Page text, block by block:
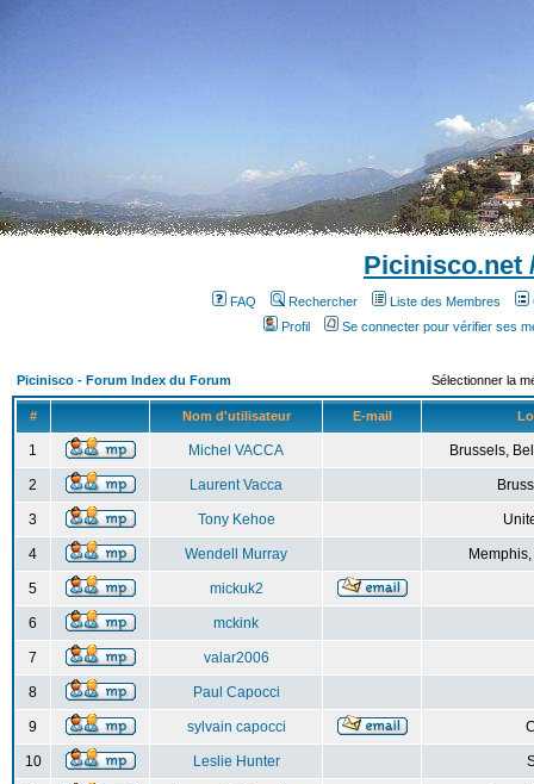
Picinisco.net
FAQ Rechercher Liste des Membres
Profil
Se connecter pour vérifier ses
Picinisco - Forum Index du Forum Sélectionner la
# Nom d'utilisateur E-mail
1 Michel VACCA Brussels,
2 Laurent Vacca
3 Tony Kehoe
4 Wendell Murray
5 mickuk2
6 mckink
7 valar2006
8 Paul Capocci
9 sylvain capocci
10 Leslie Hunter